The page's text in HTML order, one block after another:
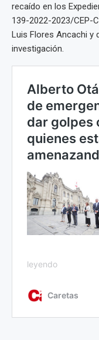
recaído en los
139-2022-2023/CEP-
Luis Flores Ancachi y
investigación.